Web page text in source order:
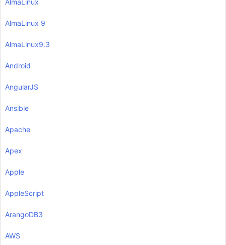
AlmaLinux 9
AlmaLinux9.3
Android
AngularJS
Ansible
Apache
Apex
Apple
AppleScript
ArangoDB3
AWS